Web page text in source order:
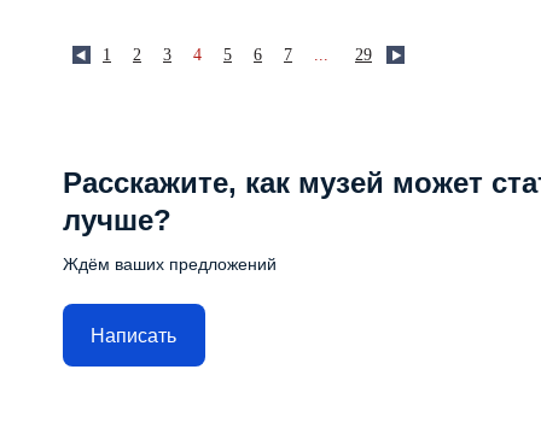
1 2 3 4 5 6 7 ... 29
Расскажите, как музей может
лучше?
Ждём ваших предложений
Написать